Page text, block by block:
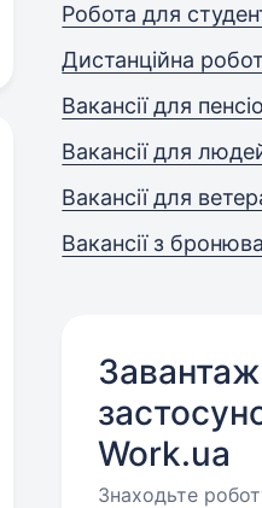
Робота для
Дистанційна
Вакансії для
Вакансії для
Вакансії для
Вакансії з
Work.ua
Знаходьте